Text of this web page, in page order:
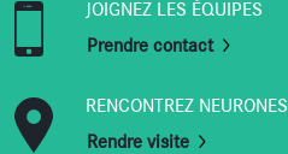
JOIGNEZ LES ÉQUIPES
Prendre contact
RENCONTREZ NEURONES
Rendre visite